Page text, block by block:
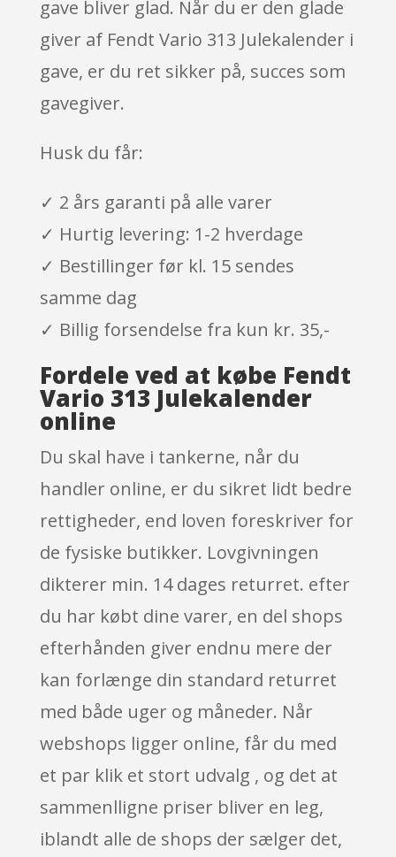
gave bliver glad. Når du er den glade
giver af Fendt Vario 313 Julekalender i
gave, er du ret sikker på, succes som
gavegiver.
Husk du får:
✓ 2 års garanti på alle varer
✓ Hurtig levering: 1-2 hverdage
✓ Bestillinger før kl. 15 sendes
samme dag
✓ Billig forsendelse fra kun kr. 35,-
Fordele ved at købe Fendt
Vario 313 Julekalender
online
Du skal have i tankerne, når du
handler online, er du sikret lidt bedre
rettigheder, end loven foreskriver for
de fysiske butikker. Lovgivningen
dikterer min. 14 dages returret. efter
du har købt dine varer, en del shops
efterhånden giver endnu mere der
kan forlænge din standard returret
med både uger og måneder. Når
webshops ligger online, får du med
et par klik et stort udvalg , og det at
sammenlligne priser bliver en leg,
iblandt alle de shops der sælger det,